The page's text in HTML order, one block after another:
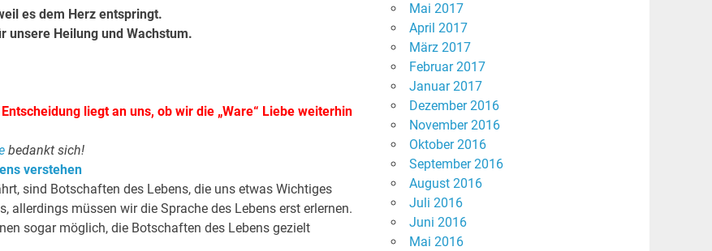
es dem Herz entspringt.
unsere Heilung und Wachstum.
liegt an uns, ob wir die „Ware“ Liebe weiterhin
bedankt sich!
verstehen
sind Botschaften des Lebens, die uns etwas Wichtiges
allerdings müssen wir die Sprache des Lebens erst erlernen.
sogar möglich, die Botschaften des Lebens gezielt
Mai 2017
April 2017
März 2017
Februar 2017
Januar 2017
Dezember 2016
November 2016
Oktober 2016
September 2016
August 2016
Juli 2016
Juni 2016
Mai 2016